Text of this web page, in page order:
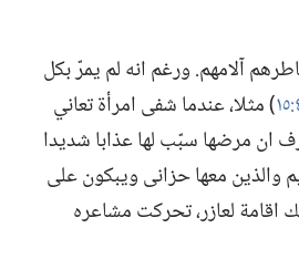
آلامهم.‏ ورغم انه لم يمرّ بكل
‏)‏ مثلا،‏ عندما شفى امرأة تعاني
عرف ان مرضها سبّب لها عذابا شديدا
والذين معها حزانى ويبكون على
لعازر،‏ تحركت مشاعره